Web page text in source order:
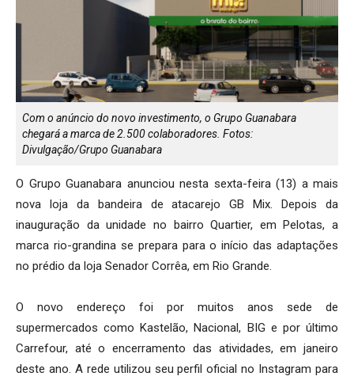
Com o anúncio do novo investimento, o Grupo Guanabara
chegará a marca de 2.500 colaboradores. Fotos:
Divulgação/Grupo Guanabara
O Grupo Guanabara anunciou nesta sexta-feira (13) a mais
nova loja da bandeira de atacarejo GB Mix. Depois da
inauguração da unidade no bairro Quartier, em Pelotas, a
marca rio-grandina se prepara para o início das adaptações
no prédio da loja Senador Corrêa, em Rio Grande.
O novo endereço foi por muitos anos sede de
supermercados como Kastelão, Nacional, BIG e por último
Carrefour, até o encerramento das atividades, em janeiro
deste ano. A rede utilizou seu perfil oficial no Instagram para